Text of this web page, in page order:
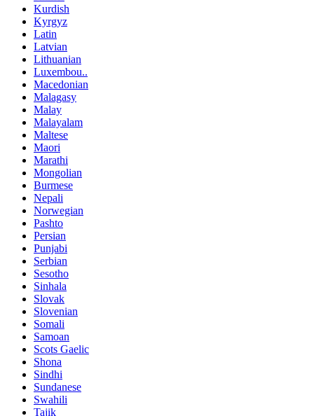
Kurdish
Kyrgyz
Latin
Latvian
Lithuanian
Luxembou..
Macedonian
Malagasy
Malay
Malayalam
Maltese
Maori
Marathi
Mongolian
Burmese
Nepali
Norwegian
Pashto
Persian
Punjabi
Serbian
Sesotho
Sinhala
Slovak
Slovenian
Somali
Samoan
Scots Gaelic
Shona
Sindhi
Sundanese
Swahili
Tajik